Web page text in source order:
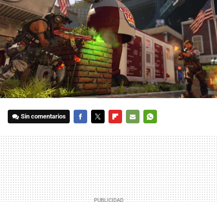
Sin comentarios
MAIL